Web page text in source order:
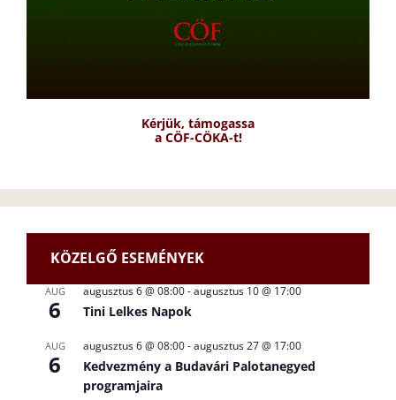
Kérjük, támogassa
a CÖF-CÖKA-t!
KÖZELGŐ ESEMÉNYEK
AUG
6
augusztus 6 @ 08:00-augusztus 10 @ 17:00
Tini Lelkes Napok
AUG
6
augusztus 6 @ 08:00-augusztus 27 @ 17:00
Kedvezmény a Budavári Palotanegyed
programjaira